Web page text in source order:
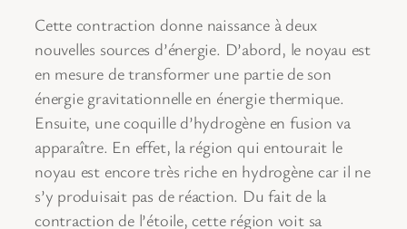
Cette contraction donne naissance à deux
nouvelles sources d’énergie. D’abord, le noyau est
en mesure de transformer une partie de son
énergie gravitationnelle en énergie thermique.
Ensuite, une coquille d’hydrogène en fusion va
apparaître. En effet, la région qui entourait le
noyau est encore très riche en hydrogène car il ne
s’y produisait pas de réaction. Du fait de la
contraction de l’étoile, cette région voit sa